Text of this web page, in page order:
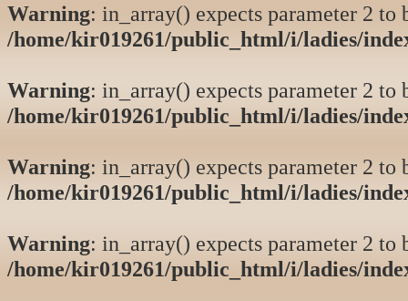
Warning: in_array() expects parameter 2 to
/home/kir019261/public_html/i/ladies/
Warning: in_array() expects parameter 2 to
/home/kir019261/public_html/i/ladies/
Warning: in_array() expects parameter 2 to
/home/kir019261/public_html/i/ladies/
Warning: in_array() expects parameter 2 to
/home/kir019261/public_html/i/ladies/